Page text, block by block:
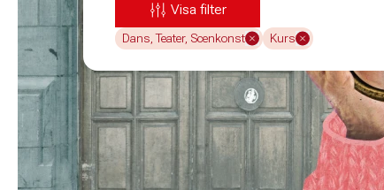
Visa filter
Dans, Teater, Scenkonst Kurs